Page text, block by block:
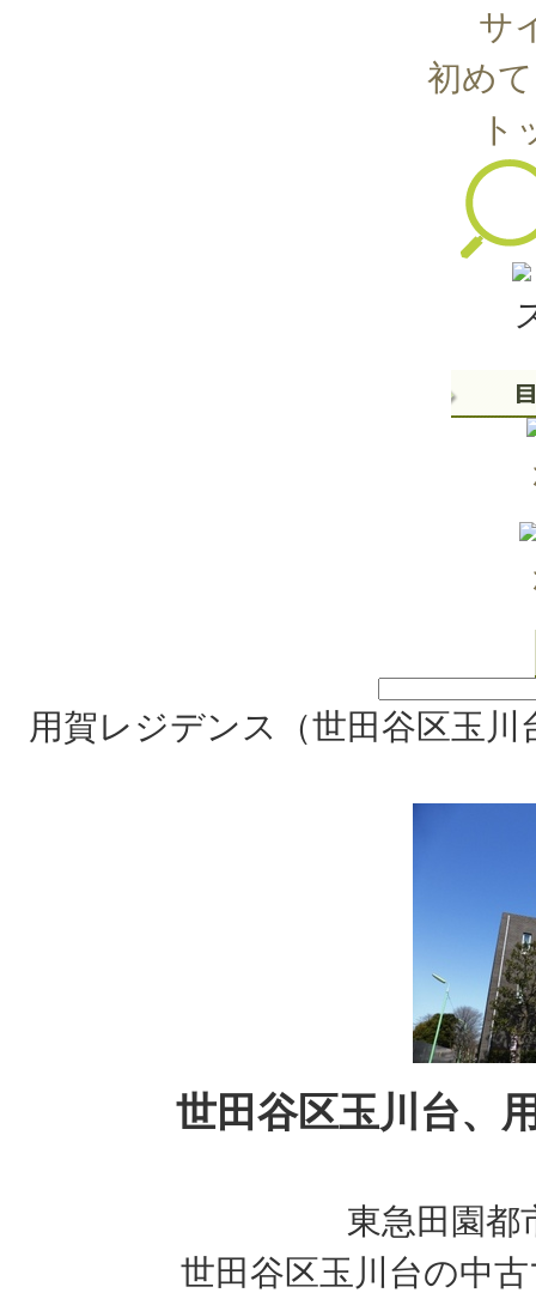
サ
初め
ト
用賀レジデンス（世田谷区玉
世田谷区玉川台、
東急田園都
世田谷区玉川台の中